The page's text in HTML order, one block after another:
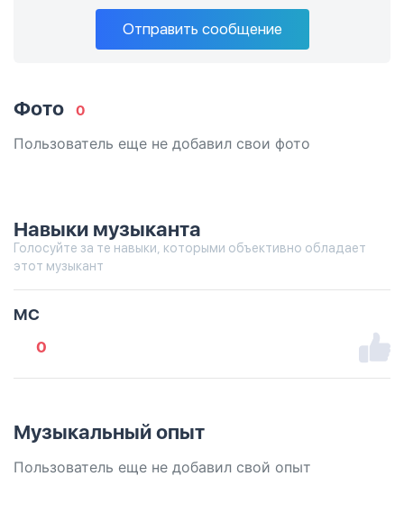
Отправить сообщение
Фото 0
Пользователь еще не добавил свои фото
Навыки музыканта
Голосуйте за те навыки, которыми объективно обладает
этот музыкант
MC
0
Музыкальный опыт
Пользователь еще не добавил свой опыт